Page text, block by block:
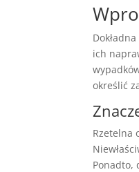
ich
określić
Rzetelna
Ponadto,